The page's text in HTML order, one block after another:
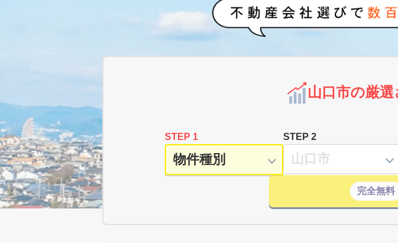
山口市の厳
STEP 1 STEP 2
完全無料